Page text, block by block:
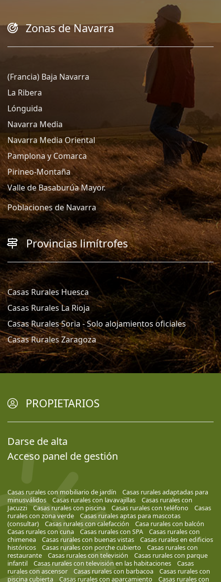
Zonas de Navarra
(Francia) Baja Navarra
La Ribera
Lónguida
Navarra Media
Navarra Media Oriental
Pamplona y Comarca
Pirineo-Montaña
Valle de Basaburúa Mayor.
Poblaciones de Navarra
Provincias limítrofes
Casas Rurales Huesca
Casas Rurales La Rioja
Casas Rurales Soria - Solo alojamientos oficiales
Casas Rurales Zaragoza
PROPIETARIOS
Darse de alta
Acceso panel de gestión
Casas rurales con mobiliario de jardín
Casas rurales adaptadas para
minusválidos
Casas rurales con lavavajillas
Casas rurales con
Jacuzzi
Casas rurales con piscina Casas rurales con teléfono
Casas
rurales con zona verde
Casas rurales aptas para mascotas
(consultar)
Casas rurales con calefacción
Casa rurales con balcón
Casas rurales con cuna
Casas rurales con SPA
Casas rurales con
chimenea
Casas rurales con buenas vistas
Casas rurales en edificios
históricos
Casas rurales con porche cubierto
Casas rurales con
restaurante
Casas rurales con televisión
Casas rurales con parque
infantil
Casas rurales con televisión en las habitaciones
Casas
rurales con ascensor
Casas rurales con barbacoa
Casas rurales con
piscina cubierta
Casas rurales con aparcamiento Casas rurales con